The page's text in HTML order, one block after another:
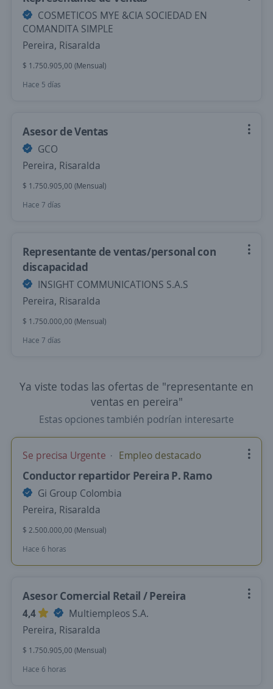
COSMETICOS MYE &CIA SOCIEDAD EN
COMANDITA SIMPLE
Pereira, Risaralda
$ 1.750.905,00 (Mensual)
Hace 5 días
Asesor de Ventas
GCO
Pereira, Risaralda
$ 1.750.905,00 (Mensual)
Hace 7 días
Representante de ventas/personal con
discapacidad
INSIGHT COMMUNICATIONS S.A.S
Pereira, Risaralda
$ 1.750.000,00 (Mensual)
Hace 7 días
Ya viste todas las ofertas de "representante en
ventas en pereira"
Estas opciones también podrían interesarte
Se precisa Urgente Empleo destacado
Conductor repartidor Pereira P. Ramo
Gi Group Colombia
Pereira, Risaralda
$ 2.500.000,00 (Mensual)
Hace 6 horas
Asesor Comercial Retail / Pereira
4,4
Multiempleos S.A.
Pereira, Risaralda
$ 1.750.905,00 (Mensual)
Hace 6 horas